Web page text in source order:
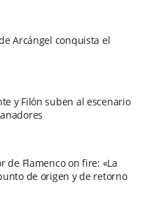
de Arcángel conquista el
y Filón suben al escenario
de Flamenco on fire: «La
de origen y de retorno